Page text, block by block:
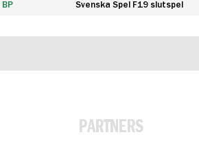
BP Svenska Spel F19 slutspel
PARTNERS